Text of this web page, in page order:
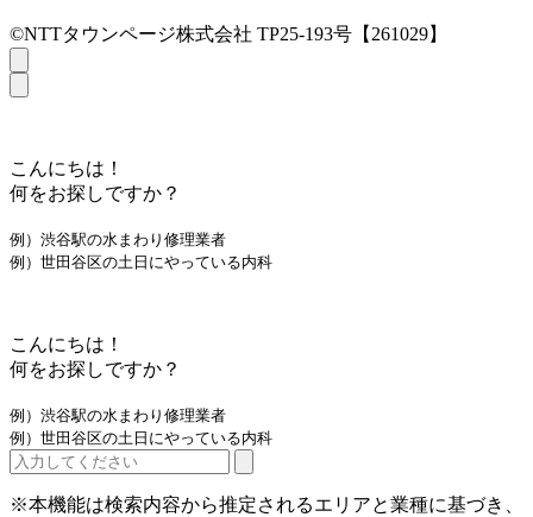
©NTTタウンページ株式会社 TP25-193号【261029】
こんにちは！
何をお探しですか？
例）渋谷駅の水まわり修理業者
例）世田谷区の土日にやっている内科
こんにちは！
何をお探しですか？
例）渋谷駅の水まわり修理業者
例）世田谷区の土日にやっている内科
※本機能は検索内容から推定されるエリアと業種に基づき、